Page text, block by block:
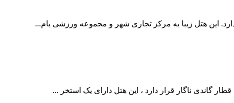
این هتل زیبا به مرکز تجاری شهر و مجموعه ورزشی یام...
گاندی ناگار قرار دارد ، این هتل دارای یک استخر ...